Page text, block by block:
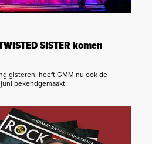
SISTER komen
gisteren, heeft GMM nu ook de
bekendgemaakt